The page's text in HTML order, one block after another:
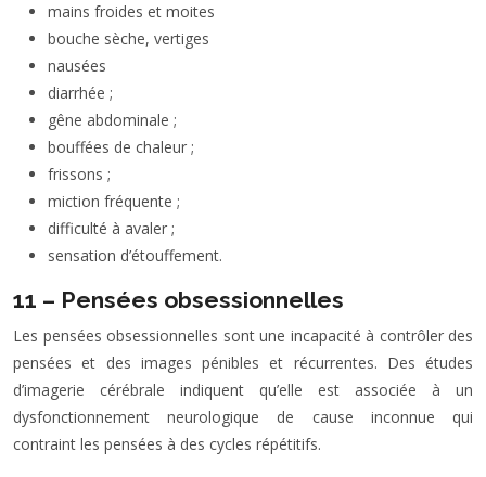
mains froides et moites
bouche sèche, vertiges
nausées
diarrhée ;
gêne abdominale ;
bouffées de chaleur ;
frissons ;
miction fréquente ;
difficulté à avaler ;
sensation d’étouffement.
11 – Pensées obsessionnelles
Les pensées obsessionnelles sont une incapacité à contrôler des
pensées et des images pénibles et récurrentes. Des études
d’imagerie cérébrale indiquent qu’elle est associée à un
dysfonctionnement neurologique de cause inconnue qui
contraint les pensées à des cycles répétitifs.